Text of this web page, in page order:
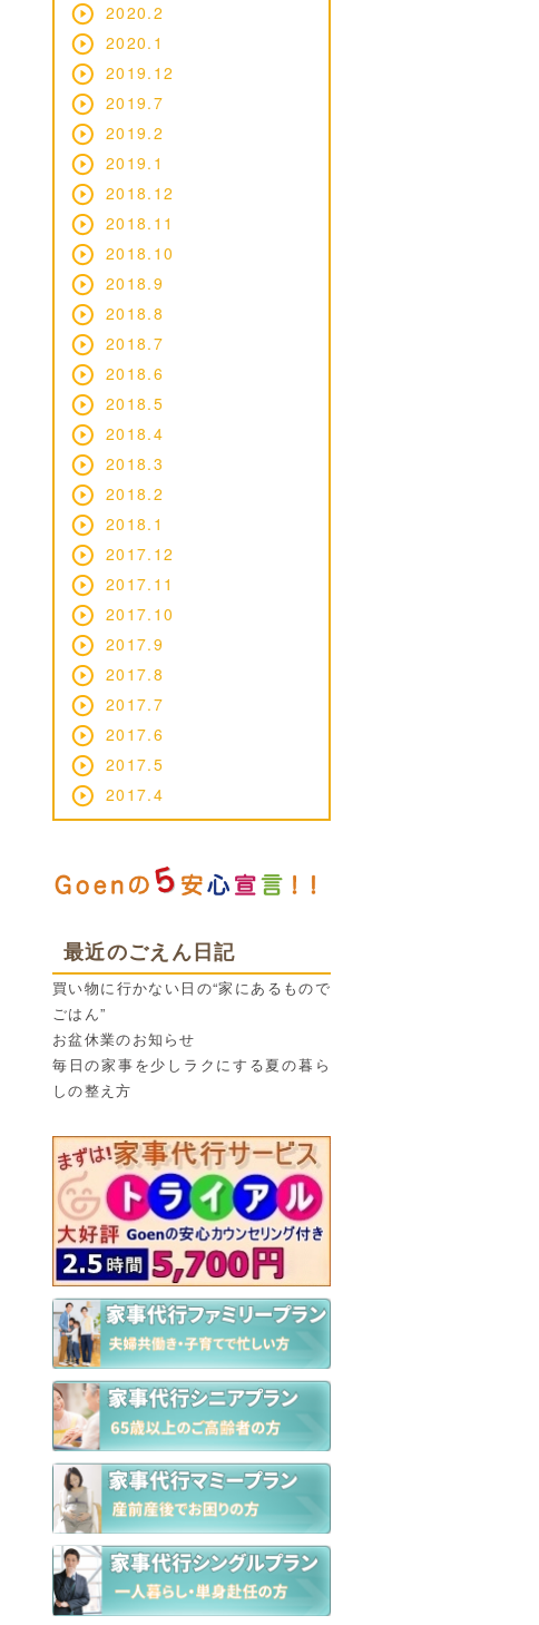
2020.2
2020.1
2019.12
2019.7
2019.2
2019.1
2018.12
2018.11
2018.10
2018.9
2018.8
2018.7
2018.6
2018.5
2018.4
2018.3
2018.2
2018.1
2017.12
2017.11
2017.10
2017.9
2017.8
2017.7
2017.6
2017.5
2017.4
最近のごえん日記
買い物に行かない日の“家にあるもので
ごはん”
お盆休業のお知らせ
毎日の家事を少しラクにする夏の暮ら
しの整え方